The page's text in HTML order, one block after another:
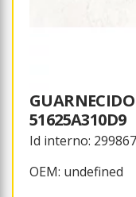
51625A310D9
Id interno: 299867
OEM: undefined